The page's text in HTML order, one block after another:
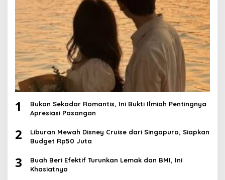
1
Bukan Sekadar Romantis, Ini Bukti Ilmiah Pentingnya
Apresiasi Pasangan
2
Liburan Mewah Disney Cruise dari Singapura, Siapkan
Budget Rp50 Juta
3
Buah Beri Efektif Turunkan Lemak dan BMI, Ini
Khasiatnya